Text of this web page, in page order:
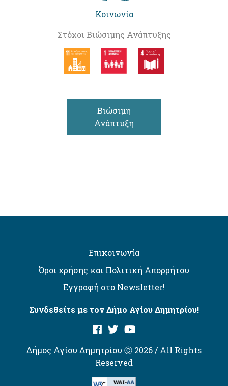
Κοινωνία
Στόχοι Βιώσιμης Ανάπτυξης
Βιώσιμη
Ανάπτυξη
Επικοινωνία
Όροι χρήσης και Πολιτική Απορρήτου
Εγγραφή στο Newsletter!
Συνδεθείτε με τον Δήμο Αγίου Δημητρίου!
Δήμος Αγίου Δημητρίου Ⓒ 2026 / All Rights
Reserved